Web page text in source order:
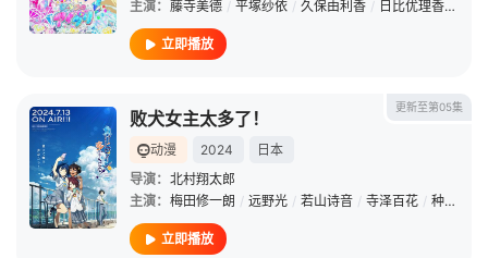
主演： 藤寺美德 / 平塚纱依 / 久保由利香 / 日比优理香 /
立即播放
更新至第05集
败犬女主太多了！
动漫 2024
日本
导演： 北村翔太郎
主演： 梅田修一朗 / 远野光 / 若山诗音 / 寺泽百花 / 种崎敦美
立即播放